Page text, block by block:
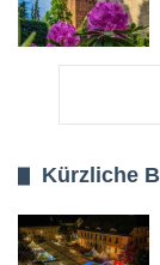
Kürzliche